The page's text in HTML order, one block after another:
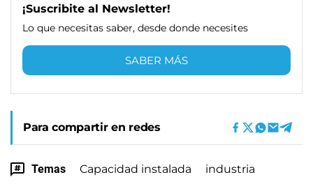
¡Suscribite al Newsletter!
Lo que necesitas saber, desde donde necesites
SABER MÁS
Para compartir en redes
Temas Capacidad instalada industria